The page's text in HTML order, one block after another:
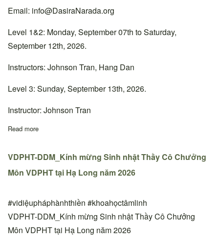
Email: info@DasiraNarada.org
Level 1&2: Monday, September 07th to Saturday,
September 12th, 2026.
Instructors: Johnson Tran, Hang Dan
Level 3: Sunday, September 13th, 2026.
Instructor: Johnson Tran
Read more
VDPHT-DDM_Kính mừng Sinh nhật Thầy Cô Chưởng
Môn VDPHT tại Hạ Long năm 2026
#vidiệupháphànhthiền #khoahọctâmlinh
VDPHT-DDM_Kính mừng Sinh nhật Thầy Cô Chưởng
Môn VDPHT tại Hạ Long năm 2026